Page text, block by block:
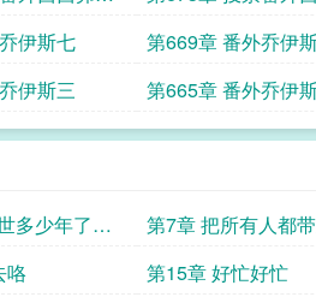
二
伊斯七
第669章 番外乔伊
伊斯三 第665章 番外乔伊
多少年了高
人开餐厅
第7章 把所有人都
咯
第15章 好忙好忙